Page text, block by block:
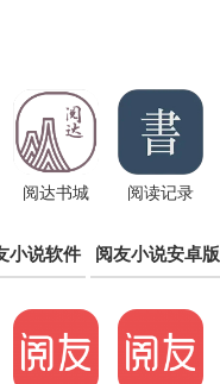
阅达书城
app
阅读记录
app
小说软件 阅友小说安卓版